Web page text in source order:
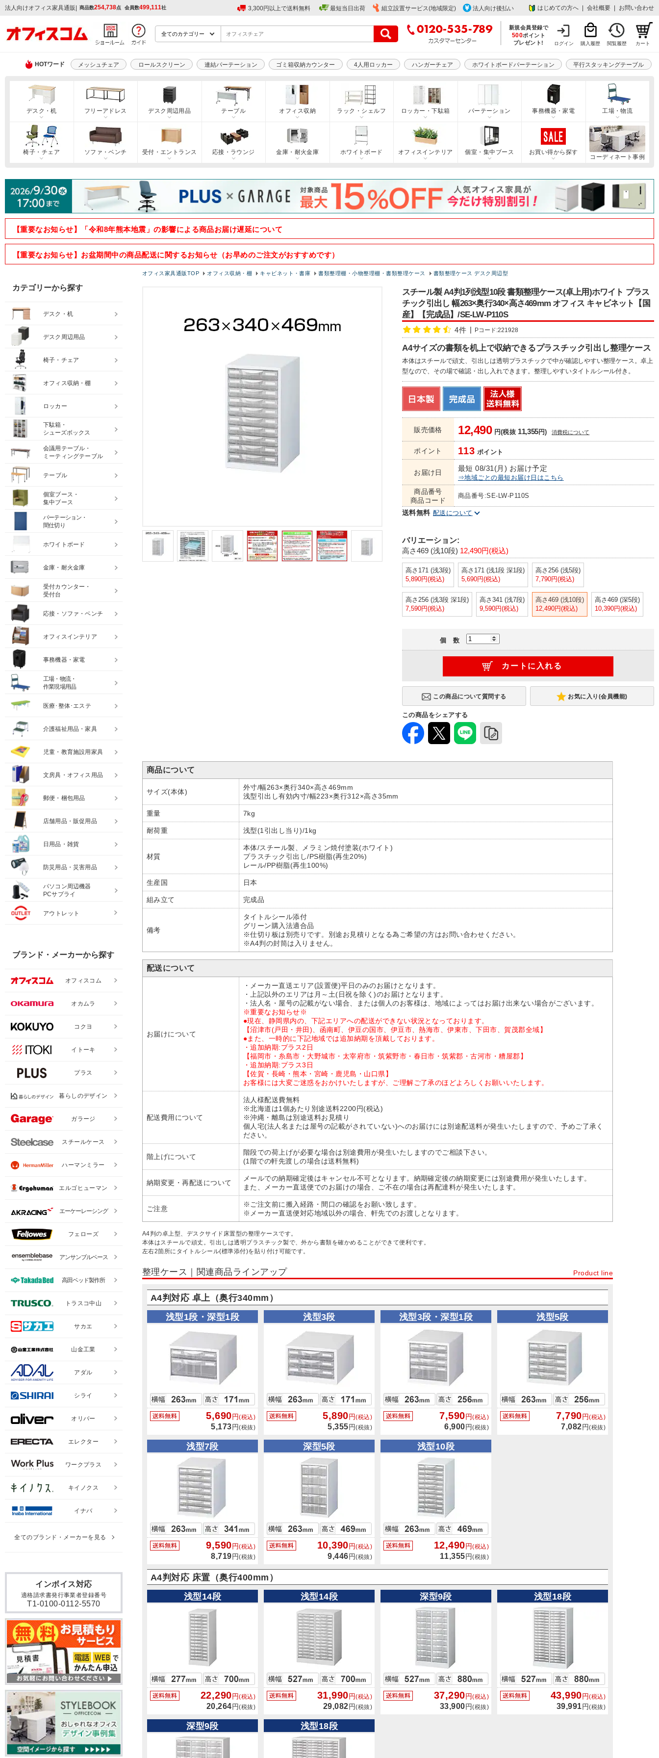
法人向けオフィス家具通販 | 商品数254,738点 会員数499,111社 3,300円以上で送料無料 最短当日出荷 組立設置サービス(地域限定) 法人向け後払い はじめての方へ 会社概要 お問い合わせ
新規会員登録で
500ポイント
プレゼント!
ログイン 購入履歴 閲覧履歴 カート
HOTワード メッシュチェア ロールスクリーン 連結パーテーション ゴミ箱収納カウンター 4人用ロッカー ハンガーチェア ホワイトボードパーテーション 平行スタッキングテーブル
デスク・机 フリーアドレス デスク周辺用品 テーブル オフィス収納 ラック・シェルフ ロッカー・下駄箱 パーテーション 事務機器・家電 工場・物流
椅子・チェア ソファ・ベンチ 受付・エントランス 応接・ラウンジ 金庫・耐火金庫 ホワイトボード オフィスインテリア 個室・集中ブース
お買い得から探す
コーディネート事例
【重要なお知らせ】「令和8年熊本地震」の影響による商品お届け遅延について
【重要なお知らせ】お盆期間中の商品配送に関するお知らせ（お早めのご注文がおすすめです）
オフィス家具通販TOP オフィス収納・棚 キャビネット・書庫 書類整理棚・小物整理棚・書類整理ケース 書類整理ケース デスク周辺型
スチール製 A4判1列浅型10段 書類整理ケース(卓上用)ホワイト プラス
チック引出し 幅263×奥行340×高さ469mm オフィス キャビネット【国
産】【完成品】/SE-LW-P110S
4件 Pコード:221928
A4サイズの書類を机上で収納できるプラスチック引出し整理ケース
本体はスチールで頑丈、引出しは透明プラスチックで中が確認しやすい整理ケース。卓上
型なので、その場で確認・出し入れできます。整理しやすいタイトルシール付き。
販売価格 12,490円(税抜 11,355円) 消費税について
ポイント 113 ポイント
お届け日 最短 08/31(月) お届け予定
⇒地域ごとの最短お届け日はこちら
商品番号
商品コード
商品番号:SE-LW-P110S
送料無料 配送について
バリエーション:
高さ469 (浅10段) 12,490円(税込)
高さ171 (浅3段)
5,890円(税込)
高さ171 (浅1段 深1段)
5,690円(税込)
高さ256 (浅5段)
7,790円(税込)
高さ256 (浅3段 深1段)
7,590円(税込)
高さ341 (浅7段)
9,590円(税込)
高さ469 (浅10段)
12,490円(税込)
高さ469 (深5段)
10,390円(税込)
個 数
お気に入り(会員機能)
この商品をシェアする
商品について
サイズ(本体)
外寸/幅263×奥行340×高さ469mm
浅型引出し有効内寸/幅223×奥行312×高さ35mm
重量 7kg
耐荷重 浅型(1引出し当り)/1kg
材質
本体/スチール製、メラミン焼付塗装(ホワイト)
プラスチック引出し/PS樹脂(再生20%)
レール/PP樹脂(再生100%)
生産国 日本
組み立て 完成品
備考
タイトルシール添付
グリーン購入法適合品
※仕切り板は別売りです。別途お見積りとなる為ご希望の方はお問い合わせください。
※A4判の封筒は入りません。
配送について
お届けについて
・メーカー直送エリア(設置便)平日のみのお届けとなります。
・上記以外のエリアは月～土(日祝を除く)のお届けとなります。
・法人名・屋号の記載がない場合、または個人のお客様は、地域によってはお届け出来ない場合がございます。
※重要なお知らせ※
●現在、静岡県内の、下記エリアへの配送ができない状況となっております。
【沼津市(戸田・井田)、函南町、伊豆の国市、伊豆市、熱海市、伊東市、下田市、賀茂郡全域】
●また、一時的に下記地域では追加納期を頂戴しております。
・追加納期:プラス2日
【福岡市・糸島市・大野城市・太宰府市・筑紫野市・春日市・筑紫郡・古河市・糟屋郡】
・追加納期:プラス3日
【佐賀・長崎・熊本・宮崎・鹿児島・山口県】
お客様には大変ご迷惑をおかけいたしますが、ご理解ご了承のほどよろしくお願いいたします。
配送費用について
法人様配送費無料
※北海道は1個あたり別途送料2200円(税込)
※沖縄・離島は別途送料お見積り
個人宅(法人名または屋号の記載がされていない)へのお届けには別途配送料が発生いたしますので、予めご了承く
ださい。
階上げについて
階段での荷上げが必要な場合は別途費用が発生いたしますのでご相談下さい。
(1階での軒先渡しの場合は送料無料)
納期変更・再配送について
メールでの納期確定後はキャンセル不可となります。納期確定後の納期変更には別途費用が発生いたします。
また、メーカー直送便でのお届けの場合、ご不在の場合は再配達料が発生いたします。
ご注意
※ご注文前に搬入経路・間口の確認をお願い致します。
※メーカー直送便対応地域以外の場合、軒先でのお渡しとなります。
A4判の卓上型、デスクサイド床置型の整理ケースです。
本体はスチールで頑丈。引出しは透明プラスチック製で、外から書類を確かめることができて便利です。
左右2箇所にタイトルシール(標準添付)を貼り付け可能です。
インボイス対応
適格請求書発行事業者登録番号
T1-0100-0112-5570
カテゴリーから探す
デスク・机
デスク周辺用品
椅子・チェア
オフィス収納・棚
ロッカー
下駄箱・
シューズボックス
会議用テーブル・
ミーティングテーブル
テーブル
個室ブース・
集中ブース
パーテーション・
間仕切り
ホワイトボード
金庫・耐火金庫
受付カウンター・
受付台
応接・ソファ・ベンチ
オフィスインテリア
事務機器・家電
工場・物流・
作業現場用品
医療･整体･エステ
介護福祉用品・家具
児童・教育施設用家具
文房具・オフィス用品
郵便・梱包用品
店舗用品・販促用品
日用品・雑貨
防災用品・災害用品
パソコン周辺機器
PCサプライ
アウトレット
ブランド・メーカーから探す
オフィスコム
オカムラ
コクヨ
イトーキ
プラス
暮らしのデザイン
ガラージ
スチールケース
ハーマンミラー
エルゴヒューマン
エーケーレーシング
フェローズ
アンサンブルベース
高田ベッド製作所
トラスコ中山
サカエ
山金工業
アダル
シライ
オリバー
エレクター
ワークプラス
キイノクス
イナバ
全てのブランド・メーカーを見る